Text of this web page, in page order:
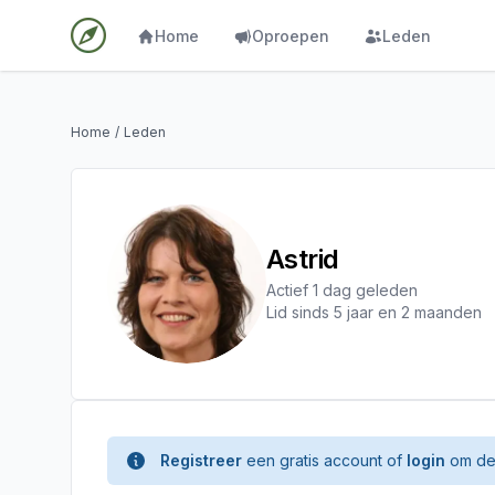
Home Oproepen Leden
Home / Leden
Astrid
Actief 1 dag geleden
Lid sinds 5 jaar en 2 maanden
Registreer een gratis account of login om